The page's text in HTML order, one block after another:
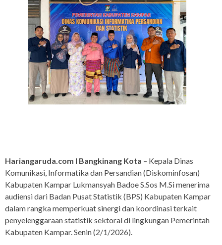
Hariangaruda.com I Bangkinang Kota – Kepala Dinas
Komunikasi, Informatika dan Persandian (Diskominfosan)
Kabupaten Kampar Lukmansyah Badoe S.Sos M.Si menerima
audiensi dari Badan Pusat Statistik (BPS) Kabupaten Kampar
dalam rangka memperkuat sinergi dan koordinasi terkait
penyelenggaraan statistik sektoral di lingkungan Pemerintah
Kabupaten Kampar. Senin (2/1/2026).